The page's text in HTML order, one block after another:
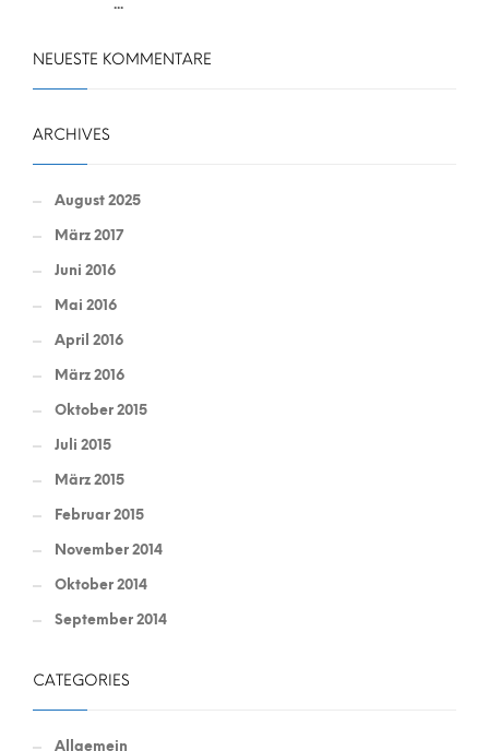
...
NEUESTE KOMMENTARE
ARCHIVES
August 2025
März 2017
Juni 2016
Mai 2016
April 2016
März 2016
Oktober 2015
Juli 2015
März 2015
Februar 2015
November 2014
Oktober 2014
September 2014
CATEGORIES
Allgemein